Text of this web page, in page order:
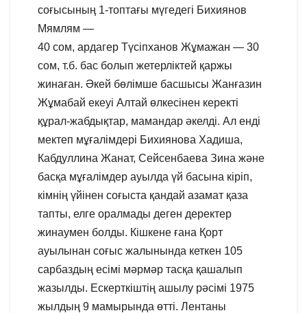
соғысының 1-топтағы мүгедегі Бихиянов
Мямлям —
40 сом, ардагер Түсіпханов Жұмажан — 30
сом, т.б. бас болып жетерліктей қаржы
жинаған. Әкей бөлімше басшысы Жанғазин
Жұмабай екеуі Алтай өлкесінен керекті
құрал-жабдықтар, мамандар әкелді. Ал енді
мектеп мұғалімдері Бихиянова Хадиша,
Кабдуллина Жанат, Сейсенбаева Зина және
басқа мұғалімдер ауылда үй басына кіріп,
кімнің үйінен соғыста қандай азамат қаза
тапты, елге оралмады деген деректер
жинаумен болды. Кішкене ғана Қорт
ауылынан соғыс жалынында кеткен 105
сарбаздың есімі мәрмәр тасқа қашалып
жазылды. Ескерткіштің ашылу рәсімі 1975
жылдың 9 мамырында өтті. Лентаны